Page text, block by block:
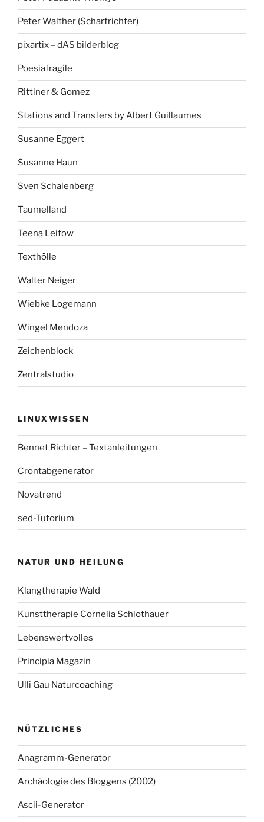
Peter Walther (Scharfrichter)
pixartix – dAS bilderblog
Poesiafragile
Rittiner & Gomez
Stations and Transfers by Albert Guillaumes
Susanne Eggert
Susanne Haun
Sven Schalenberg
Taumelland
Teena Leitow
Texthölle
Walter Neiger
Wiebke Logemann
Wingel Mendoza
Zeichenblock
Zentralstudio
LINUXWISSEN
Bennet Richter – Textanleitungen
Crontabgenerator
Novatrend
sed-Tutorium
NATUR UND HEILUNG
Klangtherapie Wald
Kunsttherapie Cornelia Schlothauer
Lebenswertvolles
Principia Magazin
Ulli Gau Naturcoaching
NÜTZLICHES
Anagramm-Generator
Archäologie des Bloggens (2002)
Ascii-Generator